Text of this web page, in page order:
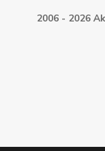
2006 - 2026